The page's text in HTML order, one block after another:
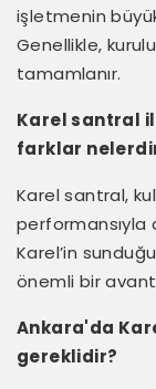
işletmenin
Genellikle,
tamamlanır.
Karel santral
farklar
Karel santral,
performansıyla
Karel’in
önemli bir
Ankara'da
gereklidir?